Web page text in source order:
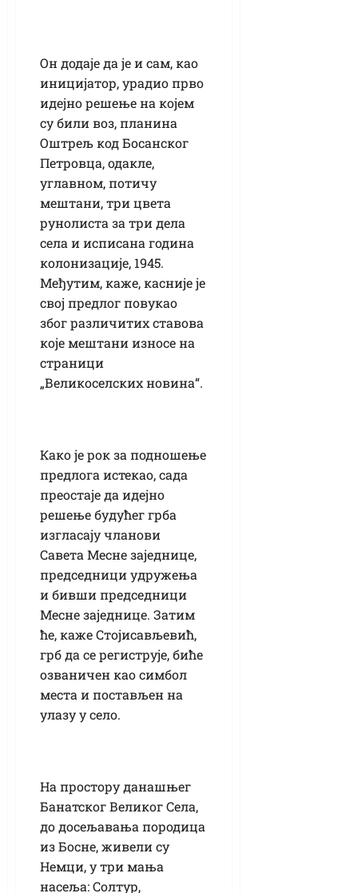
Он додаје да је и сам, као
иницијатор, урадио прво
идејно решење на којем
су били воз, планина
Оштрељ код Босанског
Петровца, одакле,
углавном, потичу
мештани, три цвета
рунолиста за три дела
села и исписана година
колонизације, 1945.
Међутим, каже, касније је
свој предлог повукао
због различитих ставова
које мештани износе на
страници
„Великоселских новина“.
Како је рок за подношење
предлога истекао, сада
преостаје да идејно
решење будућег грба
изгласају чланови
Савета Месне заједнице,
председници удружења
и бивши председници
Месне заједнице. Затим
ће, каже Стојисављевић,
грб да се региструје, биће
озваничен као симбол
места и постављен на
улазу у село.
На простору данашњег
Банатског Великог Села,
до досељавања породица
из Босне, живели су
Немци, у три мања
насеља: Солтур,